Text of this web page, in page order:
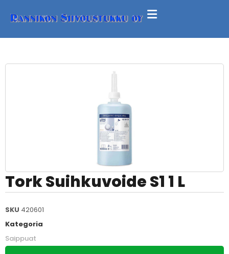
Tork Suihkuvoide S1 1 L
SKU 420601
Kategoria
Saippuat